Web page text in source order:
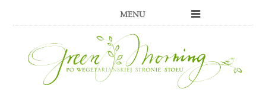
MENU